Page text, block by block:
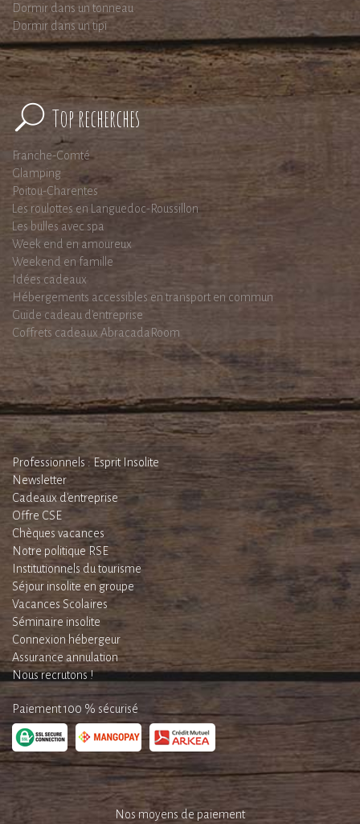
Dormir dans un tonneau
Dormir dans un tipi
Top recherches
Franche-Comté
Glamping
Poitou-Charentes
Les roulottes en Languedoc-Roussillon
Les bulles avec spa
Week end en amoureux
Weekend en famille
Idées cadeaux
Hébergements accessibles en transport en commun
Guide cadeau d'entreprise
Coffrets cadeaux AbracadaRoom
Professionnels : Esprit Insolite
Newsletter
Cadeaux d'entreprise
Offre CSE
Chèques vacances
Notre politique RSE
Institutionnels du tourisme
Séjour insolite en groupe
Vacances Scolaires
Séminaire insolite
Connexion hébergeur
Assurance annulation
Nous recrutons !
Paiement 100 % sécurisé
Nos moyens de paiement